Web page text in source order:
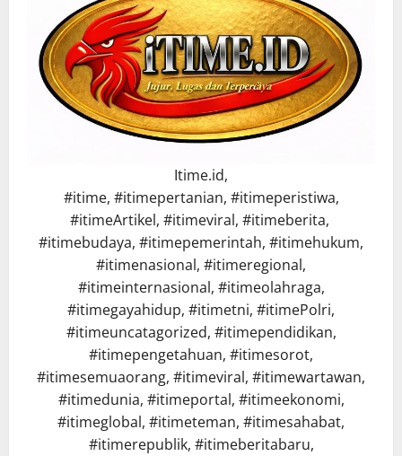
Itime.id,
#itime, #itimepertanian, #itimeperistiwa,
#itimeArtikel, #itimeviral, #itimeberita,
#itimebudaya, #itimepemerintah, #itimehukum,
#itimenasional, #itimeregional,
#itimeinternasional, #itimeolahraga,
#itimegayahidup, #itimetni, #itimePolri,
#itimeuncatagorized, #itimependidikan,
#itimepengetahuan, #itimesorot,
#itimesemuaorang, #itimeviral, #itimewartawan,
#itimedunia, #itimeportal, #itimeekonomi,
#itimeglobal, #itimeteman, #itimesahabat,
#itimerepublik, #itimeberitabaru,